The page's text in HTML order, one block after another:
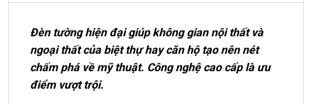
Đèn tường hiện đại giúp không gian nội thất và
ngoại thất của biệt thự hay căn hộ tạo nên nét
chấm phá về mỹ thuật. Công nghệ cao cấp là ưu
điểm vượt trội.